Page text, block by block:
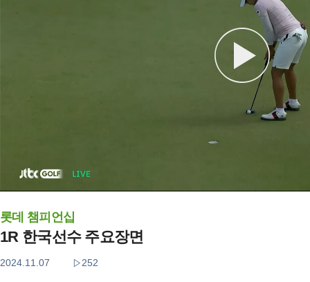
롯데 챔피언십
1R 한국선수 주요장면
2024.11.07 252